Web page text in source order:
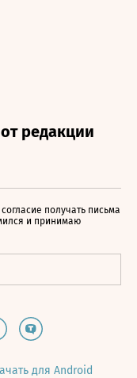
получать письма
и принимаю
для Android